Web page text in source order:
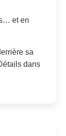
et en
sa
dans